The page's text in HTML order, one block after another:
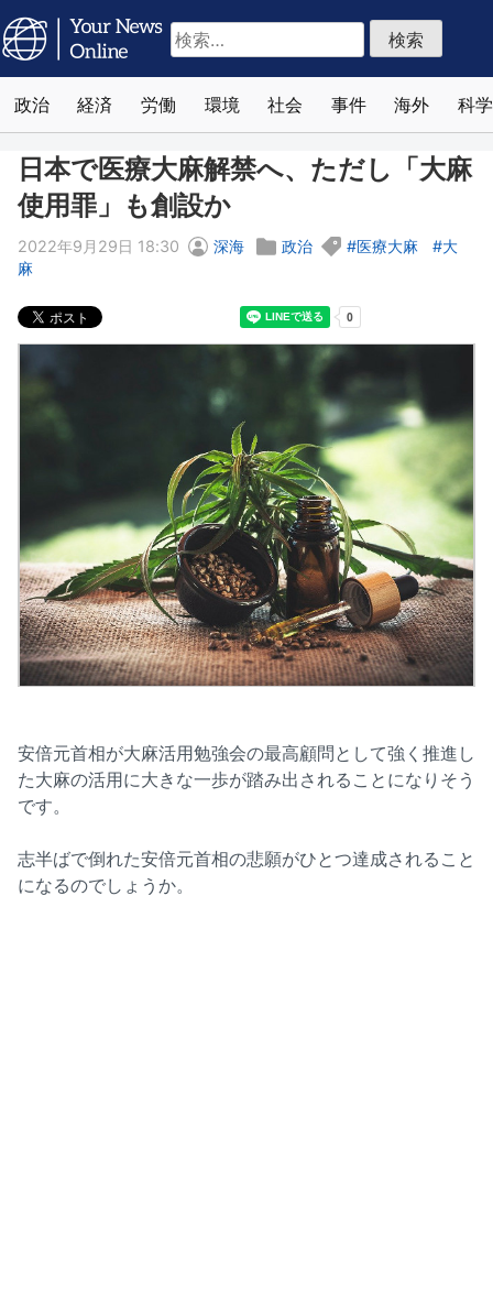
検
索:
政治 経済 労働 環境 社会 事件 海外 科学
日本で医療大麻解禁へ、ただし「大麻
使用罪」も創設か
2022年9月29日 18:30 深海 政治 医療大麻
大
麻
安倍元首相が大麻活用勉強会の最高顧問として強く推進し
た大麻の活用に大きな一歩が踏み出されることになりそう
です。
志半ばで倒れた安倍元首相の悲願がひとつ達成されること
になるのでしょうか。